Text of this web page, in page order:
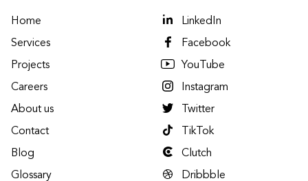
Home
Services
Projects
Careers
About us
Contact
Blog
Glossary
LinkedIn
Facebook
YouTube
Instagram
Twitter
TikTok
Clutch
Dribbble